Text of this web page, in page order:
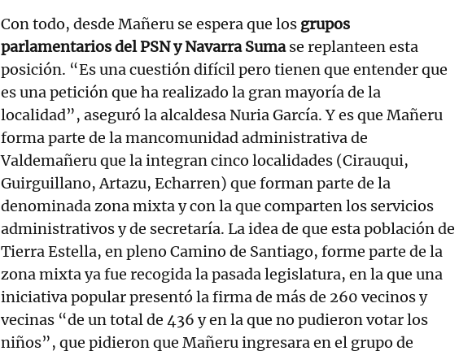
Con todo, desde Mañeru se espera que los grupos
parlamentarios del PSN y Navarra Sumase replanteen esta
posición. “Es una cuestión difícil pero tienen que entender que
es una petición que ha realizado la gran mayoría de la
localidad”, aseguró la alcaldesa Nuria García. Y es que Mañeru
forma parte de la mancomunidad administrativa de
Valdemañeru que la integran cinco localidades (Cirauqui,
Guirguillano, Artazu, Echarren) que forman parte de la
denominada zona mixta y con la que comparten los servicios
administrativos y de secretaría. La idea de que esta población de
Tierra Estella, en pleno Camino de Santiago, forme parte de la
zona mixta ya fue recogida la pasada legislatura, en la que una
iniciativa popular presentó la firma de más de 260 vecinos y
vecinas “de un total de 436 y en la que no pudieron votar los
niños”, que pidieron que Mañeru ingresara en el grupo de